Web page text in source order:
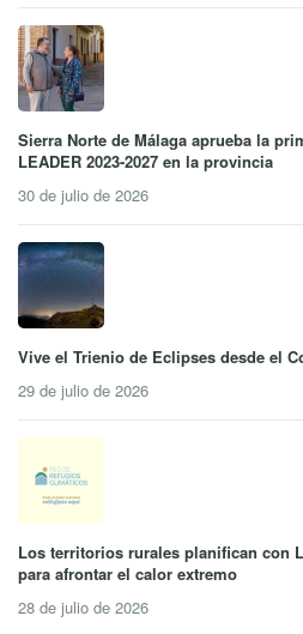
Sierra Norte de Málaga aprueba la
LEADER 2023-2027 en la provincia
30 de julio de 2026
Vive el Trienio de Eclipses desde el
29 de julio de 2026
Los territorios rurales planifican con
para afrontar el calor extremo
28 de julio de 2026